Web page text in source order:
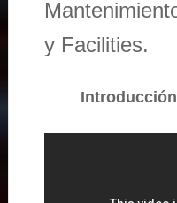
y Facilities.